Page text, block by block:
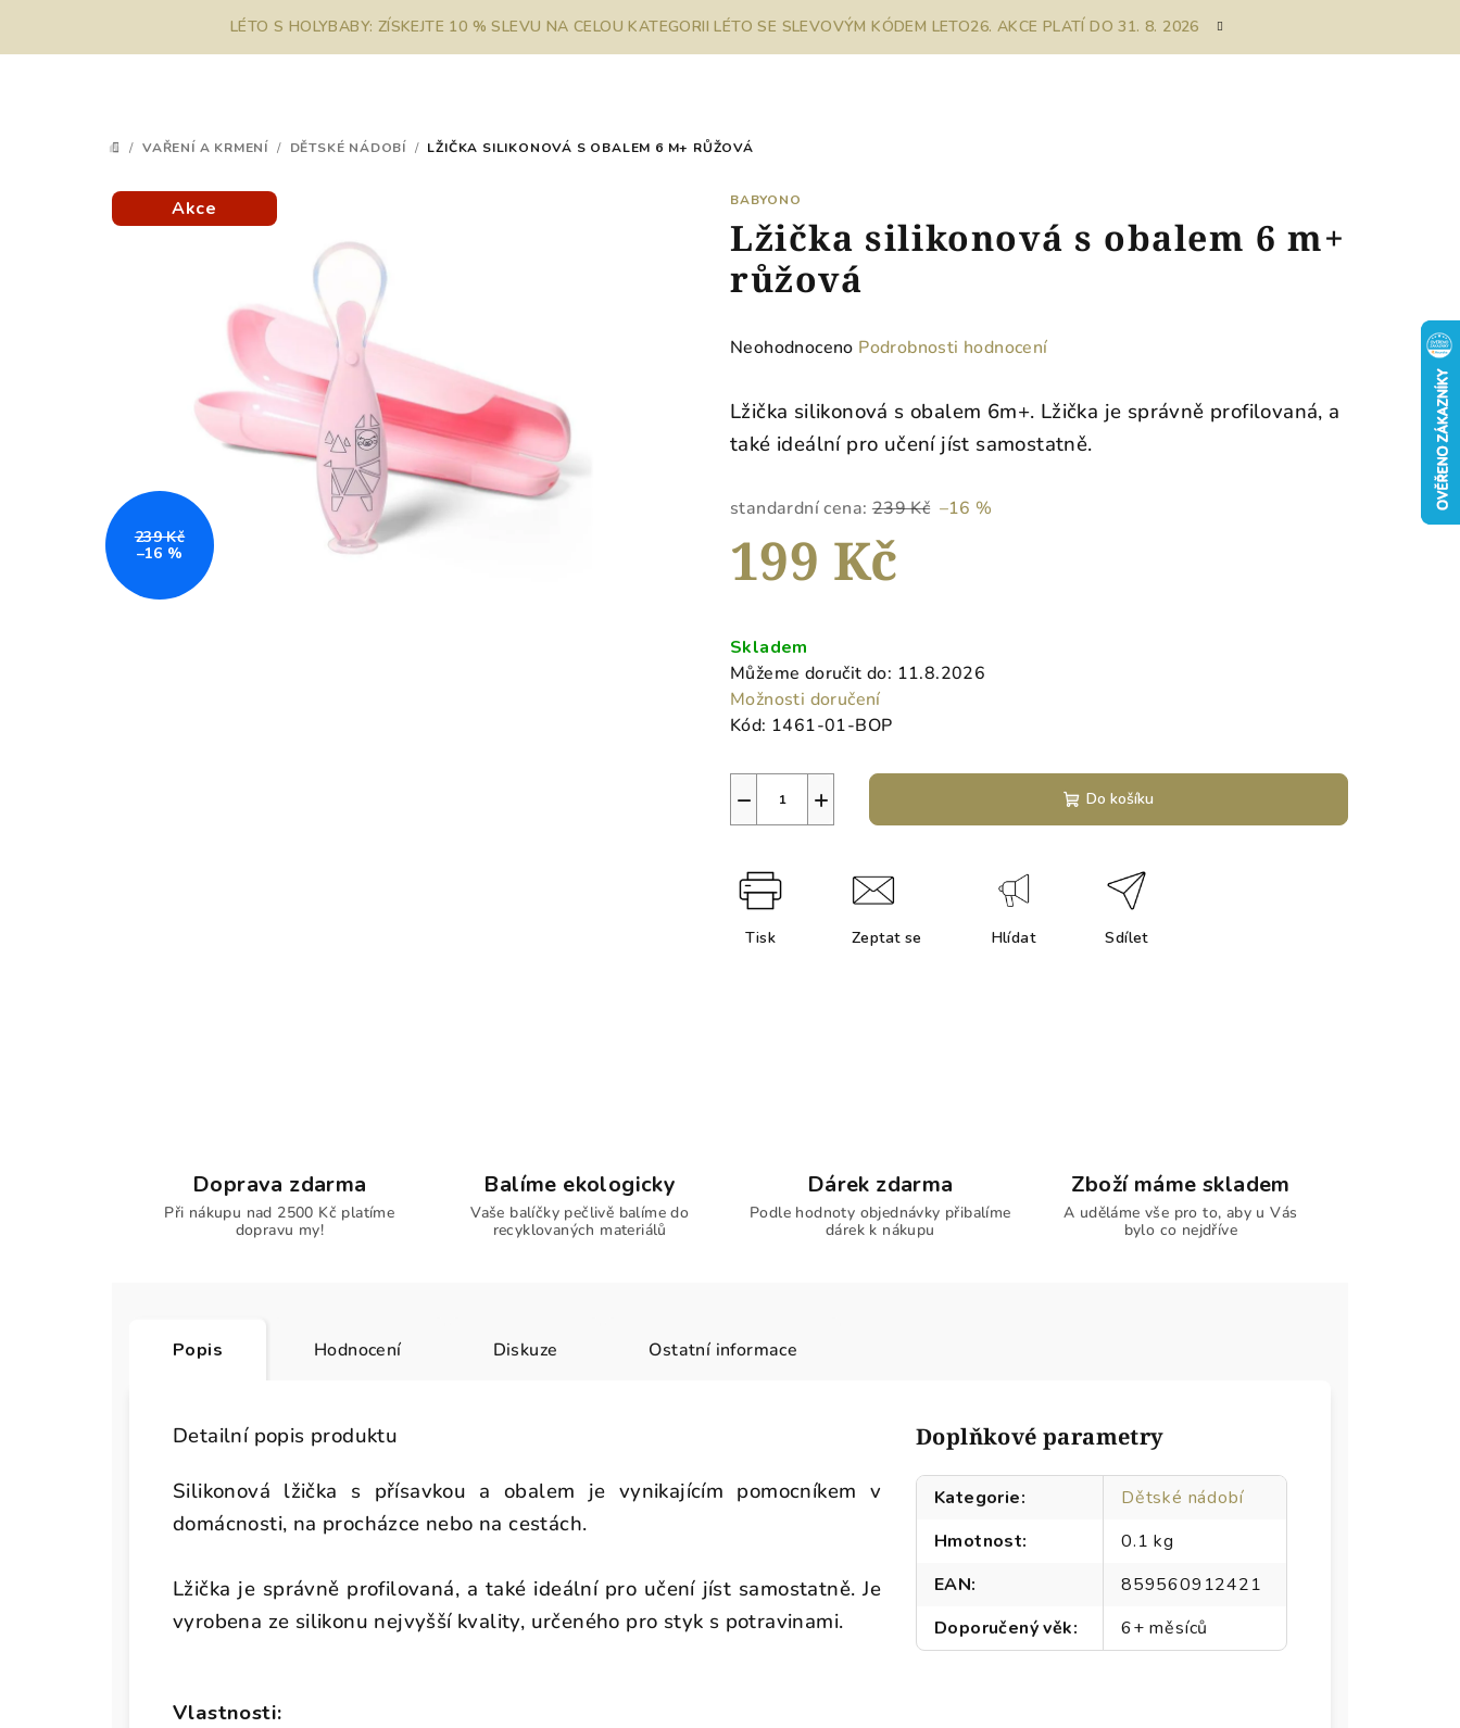
LÉTO S HOLYBABY: ZÍSKEJTE 10 % SLEVU NA CELOU KATEGORII LÉTO SE SLEVOVÝM KÓDEM LETO26. AKCE PLATÍ DO 31. 8. 2026
DOMŮ
/ VAŘENÍ A KRMENÍ / DĚTSKÉ NÁDOBÍ / LŽIČKA SILIKONOVÁ S OBALEM 6 M+ RŮŽOVÁ
BABYONO
Lžička silikonová s obalem 6 m+
růžová
Průměrné
produktu
je
0,0
5
Neohodnoceno Podrobnosti hodnocení
Lžička silikonová s obalem 6m+. Lžička je správně profilovaná, a
také ideální pro učení jíst samostatně.
standardní cena: 239 Kč –16 %
199 Kč
cena:
Skladem
Můžeme doručit do: 11.8.2026
Možnosti doručení
Kód: 1461-01-BOP
+
− Do košíku
Tisk Zeptat se Hlídat Sdílet
Akce
239 Kč
–16 %
Doprava zdarma
Při nákupu nad 2500 Kč platíme
dopravu my!
Balíme ekologicky
Vaše balíčky pečlivě balíme do
recyklovaných materiálů
Dárek zdarma
Podle hodnoty objednávky přibalíme
dárek k nákupu
Zboží máme skladem
A uděláme vše pro to, aby u Vás
bylo co nejdříve
Popis Hodnocení Diskuze Ostatní informace
Detailní popis produktu
Silikonová lžička s přísavkou a obalem je vynikajícím pomocníkem v
domácnosti, na procházce nebo na cestách.
Lžička je správně profilovaná, a také ideální pro učení jíst samostatně. Je
vyrobena ze silikonu nejvyšší kvality, určeného pro styk s potravinami.
Vlastnosti:
Doplňkové parametry
Kategorie:
Dětské nádobí
Hmotnost:
0.1 kg
EAN:
859560912421
Doporučený věk: 6+ měsíců